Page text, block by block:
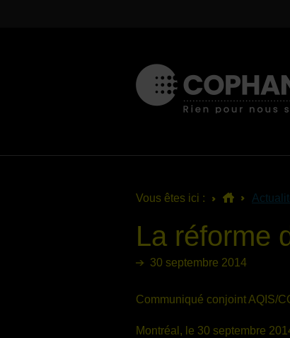
Vous êtes ici :
La réforme
30 septembre 2014
Communiqué conjoint AQIS/
Montréal, le 30 septembre